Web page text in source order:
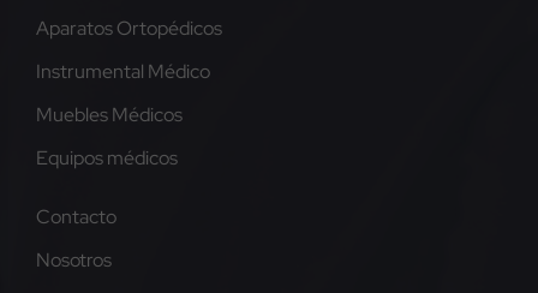
Aparatos Ortopédicos
Instrumental Médico
Muebles Médicos
Equipos médicos
Contacto
Nosotros